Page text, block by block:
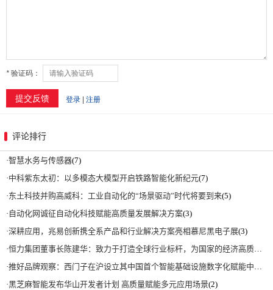
评论排行
·智慧水务与传感器(7)
·中科紫东太初：以多模态大模型开启铁路智能化新纪元(7)
·东土科技并购高威科：工业自动化的“场景驱动”时代将要到来(5)
· 自动化网诚征自动化科技赋能高质量发展解决方案(3)
·深耕应用，兆易创新携全系产品和行业解决方案亮相慕尼黑电子展(3)
·恒力集团董事长陈建华：致力于打造全球行业标杆，为国家的经济高质量发展贡献更大力量|上海电气集团党委书记、董事长吴磊来访
·推好品牌观察：西门子在沪设立其中国首个智能基础设施数字化赋能中心
·黑芝麻智能发布华山开发者计划 高质量赋能多元应用场景(2)